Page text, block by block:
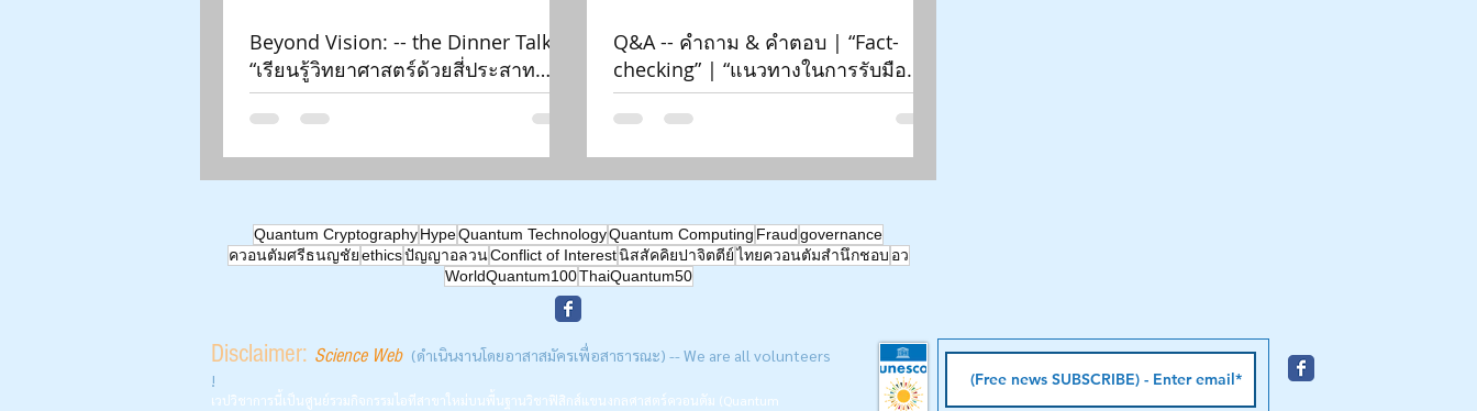
Beyond Vision: -- the Dinner Talk |
“เรียนรู้วิทยาศาสตร์ด้วยสี่ประสาท
สัมผัสฯ” | What Congenitally Blind
Students Teach Us | สัปดาห์
วิทยาศาสตร์ ๒๕๖๙ | Aug 18, 2026 |
มหาวิทยาลัยเชียงใหม่ |
Q&A -- คำถาม & คำตอบ | “Fact-
checking” | “แนวทางในการรับมือ
ข้อมูลเท็จทางเทคโนโลยี ...” | Siam-
Quantum Nexus 2026| ดร.ชํานาญ
งามมณีอุดม | กองทุนพัฒนาสื่อฯ
Quantum CryptographyHypeQuantum TechnologyQuantum Computing Fraudgovernance
ควอนตัมศรีธนญชัยethicsปัญญาอลวนConflict of Interestนิสสัคคิยปาจิตตีย์ไทยควอนตัมสำนึกชอบ อว
WorldQuantum100ThaiQuantum50
Disclaimer: Science Web (ดำเนินงานโดยอาสาสมัครเพื่อสาธารณะ) -- We are all volunteers
!
เวปวิชาการนี้เป็นศูนย์รวมกิจกรรมไอทีสาขาใหม่บนพื้นฐานวิชาฟิสิกส์แขนงกลศาสตร์ควอนตัม (Quantum